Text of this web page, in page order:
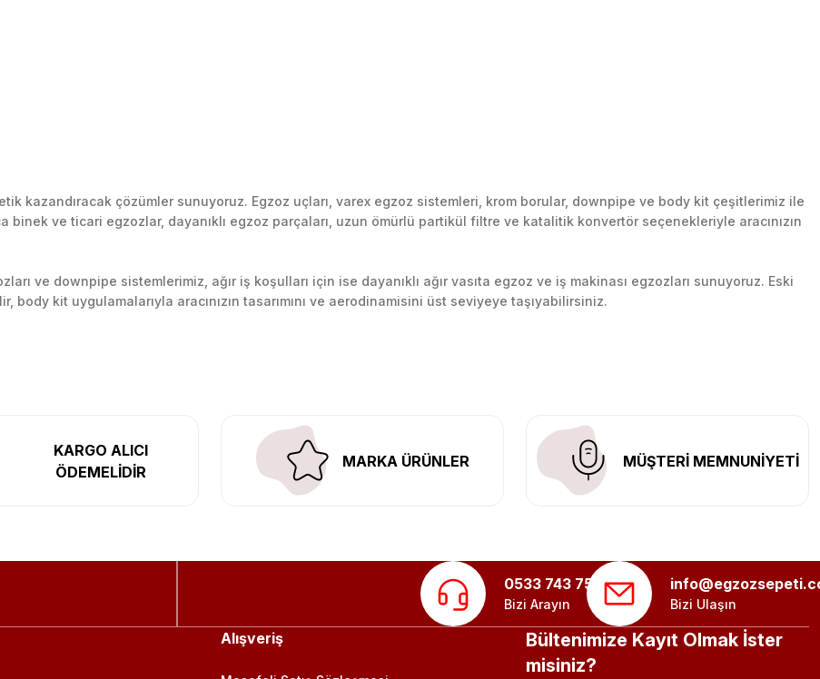
kazandıracak çözümler sunuyoruz. Egzoz uçları, varex egzoz sistemleri, krom borular, downpipe ve body kit çeşitlerimiz ile
binek ve ticari egzozlar, dayanıklı egzoz parçaları, uzun ömürlü partikül filtre ve katalitik konvertör seçenekleriyle aracınızın
ve downpipe sistemlerimiz, ağır iş koşulları için ise dayanıklı ağır vasıta egzoz ve iş makinası egzozları sunuyoruz. Eski
body kit uygulamalarıyla aracınızın tasarımını ve aerodinamisini üst seviyeye taşıyabilirsiniz.
montaj merkezimizde profesyonel montaj yapıyor, Türkiye’nin her yerine güvenli kargo ile teslimat gerçekleştiriyoruz.
KARGO ALICI
ÖDEMELİDİR
MARKA ÜRÜNLER MÜŞTERİ MEMNUNİYETİ
0533 743 75 56
Bizi Arayın Bizi Ulaşın
Alışveriş
Bültenimize Kayıt Olmak İster
misiniz?